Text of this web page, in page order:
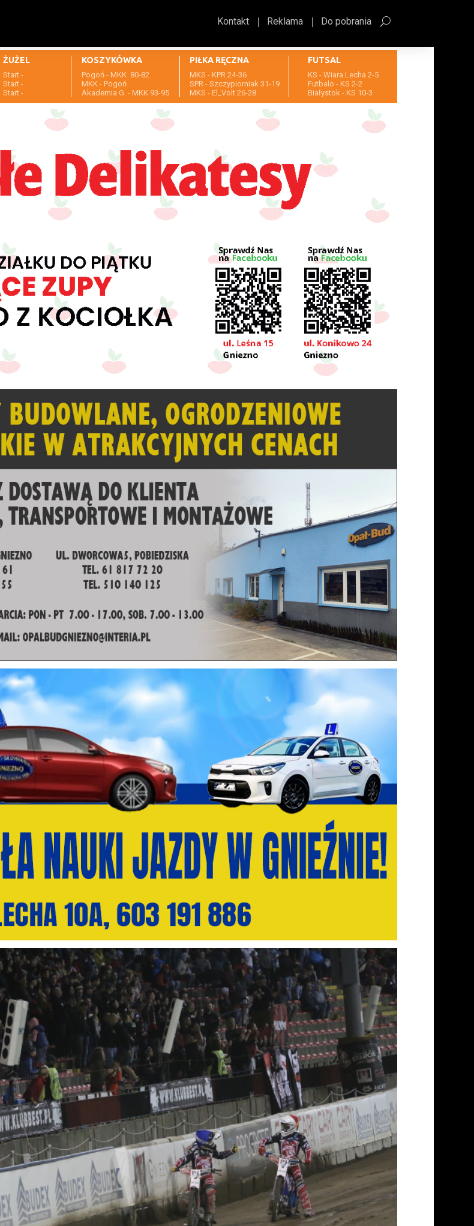
Kontakt Reklama Do pobrania
ŻUŻEL
Start -
Start -
Start -
KOSZYKÓWKA
Pogoń - MKK 80-82
MKK - Pogoń
Akademia G. - MKK 93-95
PIŁKA RĘCZNA
MKS - KPR 24-36
SPR - Szczypiorniak 31-19
MKS - El_Volt 26-28
FUTSAL
KS - Wiara Lecha 2-5
Futbalo - KS 2-2
Białystok - KS 10-3